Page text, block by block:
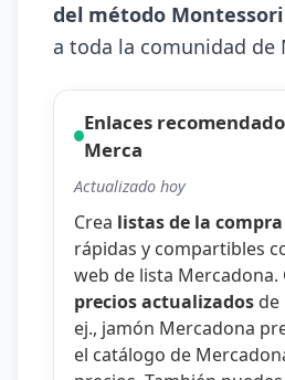
del método Montessori
a toda la comunidad de
Enlaces
Merca
Actualizado hoy
Crea listas de la
rápidas y compartibles
web de lista Mercadona.
precios actualizados de
ej., jamón Mercadona
el catálogo de